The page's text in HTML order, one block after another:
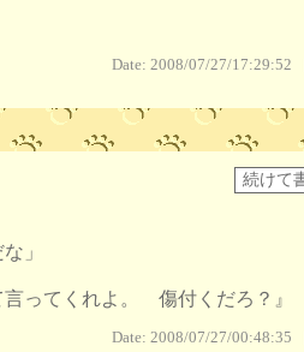
Date: 2008/07/27/17:29:52
」
ってくれよ。 傷付くだろ？』
Date: 2008/07/27/00:48:35